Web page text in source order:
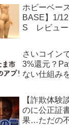
ホビーベー
BASE】1/
S レビュー
さいコイン
3%還元？
ない仕組み
【詐欺体験
のに公正証
果…ただの